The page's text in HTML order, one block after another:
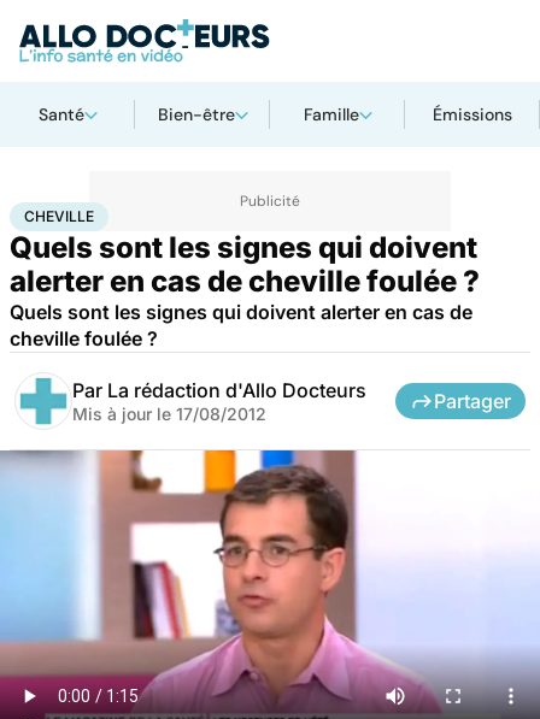
Santé Bien-être Famille Émissions
AccueilSanté
CHEVILLE
Quels sont les signes qui doivent
alerter en cas de cheville foulée ?
Quels sont les signes qui doivent alerter en cas de
cheville foulée ?
Par La rédaction d'Allo Docteurs
Mis à jour le 17/08/2012
Partager